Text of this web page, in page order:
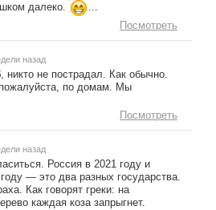
далеко.
...
Посмотреть
назад
никто не пострадал. Как обычно.
по домам. Мы
Посмотреть
назад
Россия в 2021 году и
— это два разных государства.
Как говорят греки: на
каждая коза запрыгнет.